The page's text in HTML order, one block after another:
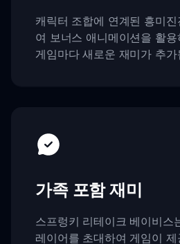
캐릭터 조합에 연계된 흥미
여 보너스 애니메이션을 활
게임마다 새로운 재미가 추가
가족 포함 재미
스프렁키 리테이크 베이비스
레이어를 초대하여 게임이